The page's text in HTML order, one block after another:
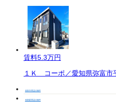
賃料5.3万円
１Ｋ コーポ／愛知県弥富市
弥富市周辺の物件
弥富駅周辺の物件